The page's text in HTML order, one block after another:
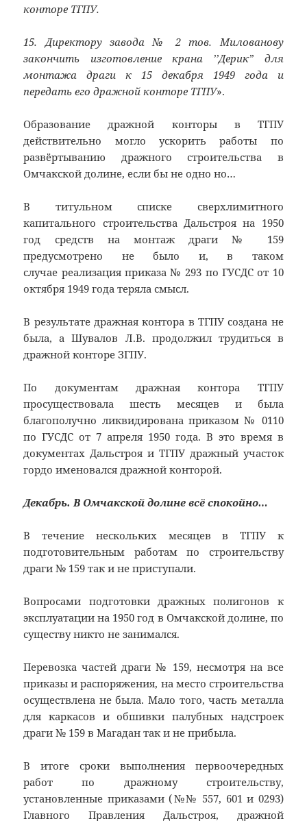
конторе ТГПУ.
15. Директору завода № 2 тов. Милованову
закончить изготовление крана ’’Дерик” для
монтажа драги к 15 декабря 1949 года и
передать его дражной конторе ТГПУ».
Образование дражной конторы в ТГПУ
действительно могло ускорить работы по
развёртыванию дражного строительства в
Омчакской долине, если бы не одно но…
В титульном списке сверхлимитного
капитального строительства Дальстроя на 1950
год средств на монтаж драги № 159
предусмотрено не было и, в таком
случае реализация приказа № 293 по ГУСДС от 10
октября 1949 года теряла смысл.
В результате дражная контора в ТГПУ создана не
была, а Шувалов Л.В. продолжил трудиться в
дражной конторе ЗГПУ.
По документам дражная контора ТГПУ
просуществовала шесть месяцев и была
благополучно ликвидирована приказом № 0110
по ГУСДС от 7 апреля 1950 года. В это время в
документах Дальстроя и ТГПУ дражный участок
гордо именовался дражной конторой.
Декабрь. В Омчакской долине всё спокойно…
В течение нескольких месяцев в ТГПУ к
подготовительным работам по строительству
драги № 159 так и не приступали.
Вопросами подготовки дражных полигонов к
эксплуатации на 1950 год в Омчакской долине, по
существу никто не занимался.
Перевозка частей драги № 159, несмотря на все
приказы и распоряжения, на место строительства
осуществлена не была. Мало того, часть металла
для каркасов и обшивки палубных надстроек
драги № 159 в Магадан так и не прибыла.
В итоге сроки выполнения первоочередных
работ по дражному строительству,
установленные приказами (№№ 557, 601 и 0293)
Главного Правления Дальстроя, дражной